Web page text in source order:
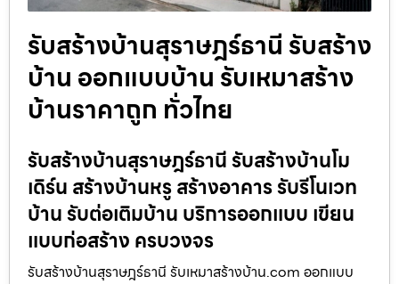
รับสร้างบ้านสุราษฎร์ธานี รับสร้าง
บ้าน ออกแบบบ้าน รับเหมาสร้าง
บ้านราคาถูก ทั่วไทย
รับสร้างบ้านสุราษฎร์ธานี รับสร้างบ้านโม
เดิร์น สร้างบ้านหรู สร้างอาคาร รับรีโนเวท
บ้าน รับต่อเติมบ้าน บริการออกแบบ เขียน
แบบก่อสร้าง ครบวงจร
รับสร้างบ้านสุราษฎร์ธานี รับเหมาสร้างบ้าน.com ออกแบบ